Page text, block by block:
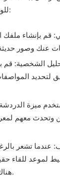
للوصول إلى الشريك المناسب:
قم بإنشاء
الشخصية: قم
لتحديد
ميزة
وتحدث معهم
عندما تشعر
لموعد للقاء
هناك اتصال حقيقي بينكما.